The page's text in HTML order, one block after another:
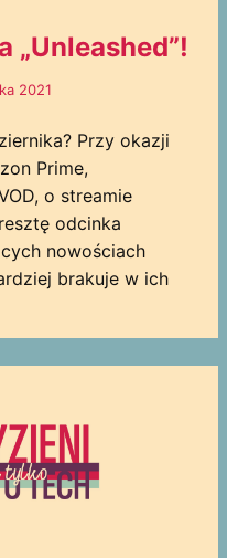
„Unleashed”!
2021
Przy okazji
Prime,
o streamie
odcinka
nowościach
brakuje w ich